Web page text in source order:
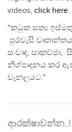
videos, click here.
"කටුක සත්‍ය
පුරවැසි
සංවාද,
නිශ්පාදනය කර
චැනලයට."
ආරක්ෂාවන්න..!